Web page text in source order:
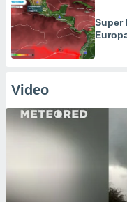
Super
Video